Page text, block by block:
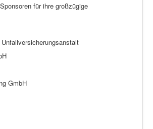
für ihre großzügige
GmbH